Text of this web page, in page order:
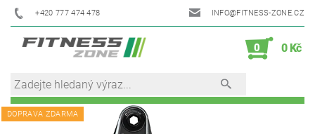
+420 777 474 478 INFO@FITNESS-ZONE.CZ
0 0 Kč
DOPRAVA ZDARMA